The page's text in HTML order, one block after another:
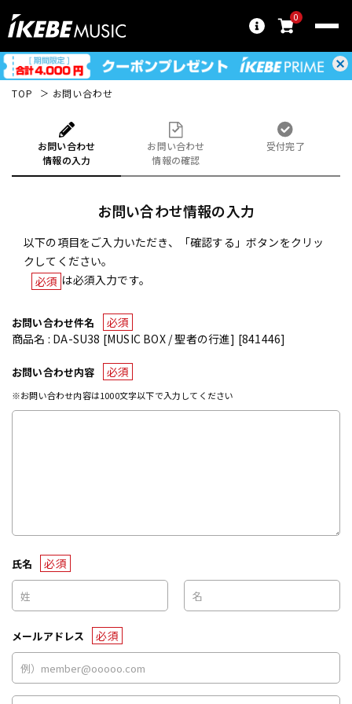
0
TOP お問い合わせ
お問い合わせ
情報の入力
お問い合わせ
情報の確認
受付完了
お問い合わせ情報の入力
以下の項目をご入力いただき、「確認する」ボタンをクリッ
クしてください。
必須 は必須入力です。
お問い合わせ件名
必須
商品名 : DA-SU38 [MUSIC BOX / 聖者の行進] [841446]
お問い合わせ内容 必須
※お問い合わせ内容は1000文字以下で入力してください
氏名 必須
メールアドレス 必須